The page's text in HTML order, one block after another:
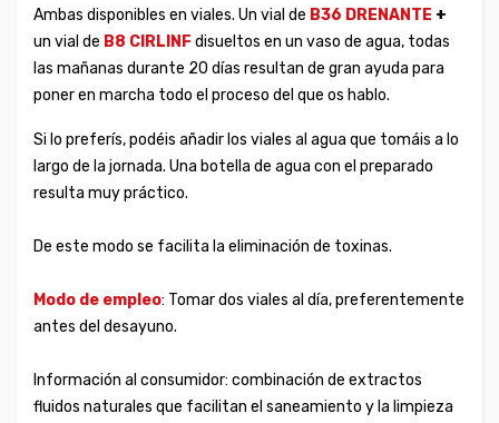
Ambas disponibles en viales. Un vial de B36 DRENANTE +
un vial de B8 CIRLINF disueltos en un vaso de agua, todas
las mañanas durante 20 días resultan de gran ayuda para
poner en marcha todo el proceso del que os hablo.
Si lo preferís, podéis añadir los viales al agua que tomáis a lo
largo de la jornada. Una botella de agua con el preparado
resulta muy práctico.
De este modo se facilita la eliminación de toxinas.
Modo de empleo: Tomar dos viales al día, preferentemente
antes del desayuno.
Información al consumidor: combinación de extractos
fluidos naturales que facilitan el saneamiento y la limpieza